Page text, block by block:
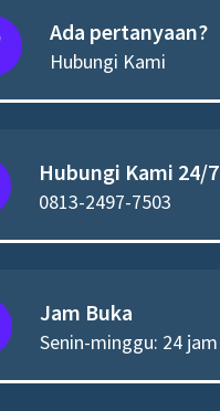
Ada pertanyaan?
Hubungi Kami
Hubungi Kami 24/7
0813-2497-7503
Jam Buka
Senin-minggu: 24 jam